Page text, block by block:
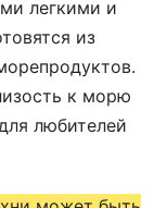
легкими и
из
к морю
любителей